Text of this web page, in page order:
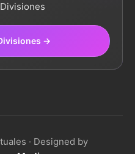
→
· Designed by